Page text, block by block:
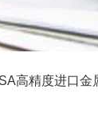
高精度进口金